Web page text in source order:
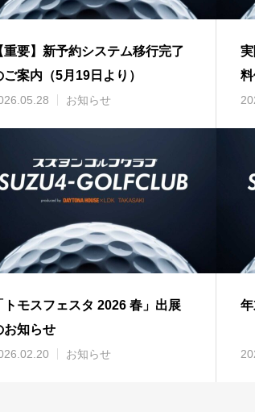
重要】新予約システム移行完了
ご案内（5月19日より）
お知らせ
トモスフェスタ 2026 春」出展
お知らせ
お知らせ